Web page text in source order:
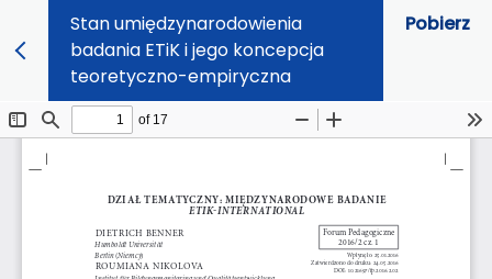
Stan umiędzynarodowienia
badania ETiK i jego koncepcja
teoretyczno-empiryczna
Pobierz